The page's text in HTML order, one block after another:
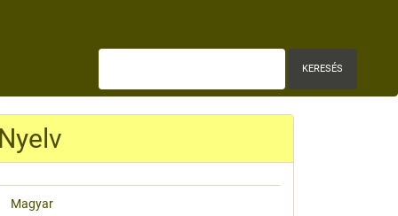
KERESÉS
Nyelv
Magyar